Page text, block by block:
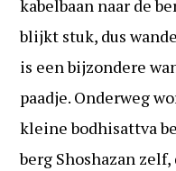
kabelbaan naar de
blijkt stuk, dus
is een bijzondere
paadje. Onderweg
kleine bodhisattva
berg Shoshazan